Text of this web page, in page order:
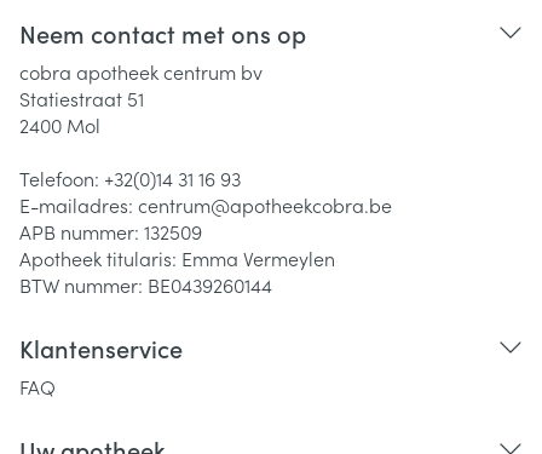
Neem contact met ons op
cobra apotheek centrum bv
Statiestraat 51
2400 Mol
Telefoon: +32(0)14 31 16 93
E-mailadres: centrum@apotheekcobra.be
APB nummer: 132509
Apotheek titularis: Emma Vermeylen
BTW nummer: BE0439260144
Klantenservice
FAQ